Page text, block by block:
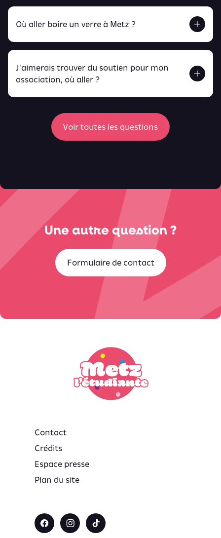
Retrouve tout ça en cliquant ici !
Retrouve toutes ces infos ici.
Où aller boire un verre à Metz ?
peux
retrouver ici
J'aimerais trouver du soutien pour mon
association, où aller ?
Voir toutes les questions
Une autre question ?
Formulaire de contact
Contact
Crédits
Espace presse
Plan du site